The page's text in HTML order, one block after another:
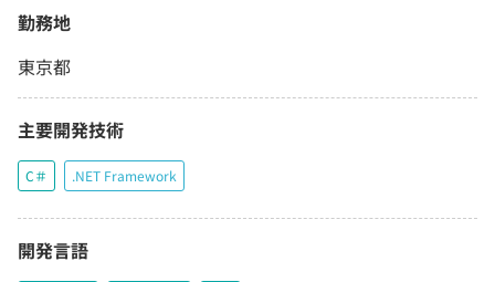
勤務地
東京都
主要開発技術
C＃ .NET Framework
開発言語